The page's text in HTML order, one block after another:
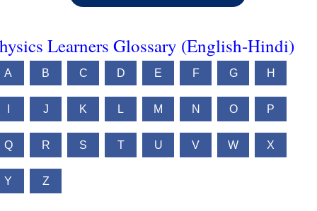
Learners Glossary (English-Hindi)
A B C D E F G H
J K L M N O P
Q R S T U V W X
Y Z